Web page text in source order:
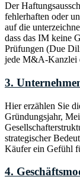
Der
fehlerhaften oder
auf die
dass das IM keine
Prüfungen (Due
jede M&A-Kanzlei
3.
Hier erzählen Sie
Gründungsjahr,
strategischer
Käufer ein Gefühl
4.